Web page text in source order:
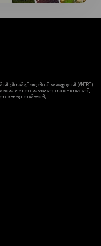
ആൻഡ് ടെക്നോളജി (ANERT)
ഒരു സ്വയംഭരണ സ്ഥാപനമാണ്,
കേരള സർക്കാർ;